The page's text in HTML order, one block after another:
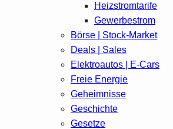
Heizstromtarife
Gewerbestrom
Börse | Stock-Market
Deals | Sales
Elektroautos | E-Cars
Freie Energie
Geheimnisse
Geschichte
Gesetze